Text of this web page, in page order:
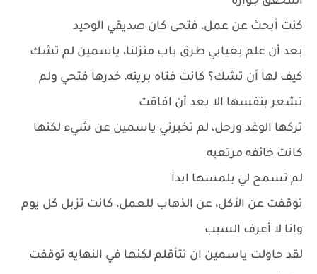
كنت أبحث عن عمل، فتحى كان صديقي الوحيد
بعد أن علم بغيابي طرق باب منزلنا، ياسمين لم تشك
كيف لها أن تشك؟ كانت فتاه بريئه، خدرها فتحي ولم
تشعر بنفسها الا بعد أن افاقت
تركها الوغد ورحل، لم تخبرني ياسمين عن شيء لكنها
كانت خائفه مرتعبه
لم تسمح لي بلمسها ابدآ
توقفت عن الأكل، عن الذهاب للعمل، كانت تزبل كل يوم
وانا لا أعرف السبب
لقد حاولت ياسمين ان تتأقلم لكنها في النهايه توقفت